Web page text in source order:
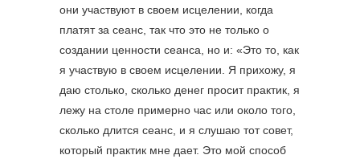
они участвуют в своем исцелении, когда
платят за сеанс, так что это не только о
создании ценности сеанса, но и: «Это то, как
я участвую в своем исцелении. Я прихожу, я
даю столько, сколько денег просит практик, я
лежу на столе примерно час или около того,
сколько длится сеанс, и я слушаю тот совет,
который практик мне дает. Это мой способ